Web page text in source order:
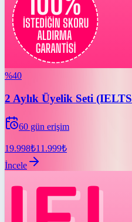
%40
2 Aylık Üyelik Seti
60 gün erişim
19.998₺11.999₺
İncele